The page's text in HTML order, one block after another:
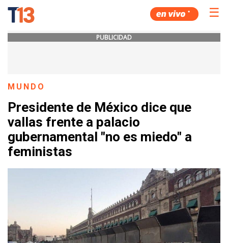
☰
PUBLICIDAD
MUNDO
Presidente de México dice que
vallas frente a palacio
gubernamental "no es miedo" a
feministas